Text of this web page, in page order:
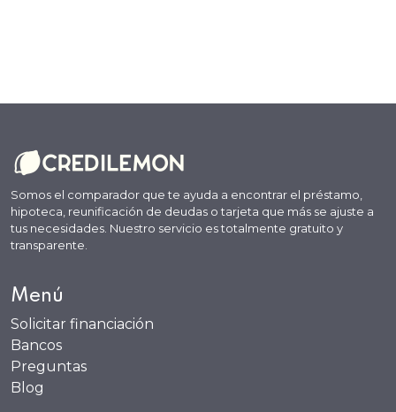
Somos el comparador que te ayuda a encontrar el préstamo,
hipoteca, reunificación de deudas o tarjeta que más se ajuste a
tus necesidades. Nuestro servicio es totalmente gratuito y
transparente.
Menú
Solicitar financiación
Bancos
Preguntas
Blog